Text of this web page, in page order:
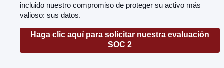
incluido nuestro compromiso de proteger su activo más
valioso: sus datos.
Haga clic aquí para solicitar nuestra evaluación
SOC 2